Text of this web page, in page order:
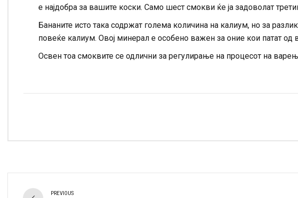
е најдобра за вашите коски. Само шест смокви ќе ја задоволат
Бананите исто така содржат голема количина на калиум, но за
повеќе калиум. Овој минерал е особено важен за оние кои патат од
Освен тоа смоквите се одлични за регулирање на процесот на
PREVIOUS